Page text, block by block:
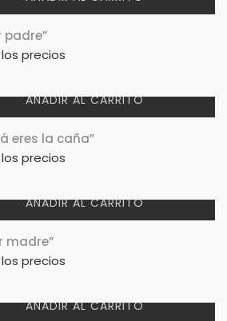
padre”
precios
AÑADIR AL CARRITO
eres la caña”
precios
AÑADIR AL CARRITO
madre”
precios
AÑADIR AL CARRITO